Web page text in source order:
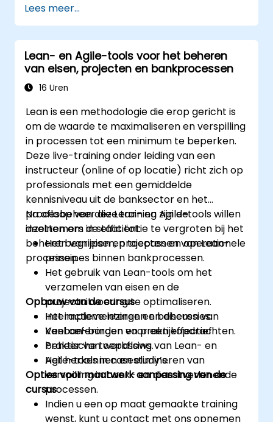
van operationele efficiëntie. Deelnemers
leren hoe ze alle fases – Sorteren, Waar het
hoort leggen, Schoonmaken, Standaardiseren
en Onderhouden – succesvol kunnen
implementeren, rekening houdend met
veiligheidseisen op de werkplek.
Lees meer...
Lean- en Agile-tools voor het beheren
van eisen, projecten en bankprocessen
16 Uren
Lean is een methodologie die erop gericht is
om de waarde te maximaliseren en verspilling
in processen tot een minimum te beperken.
Deze live-training onder leiding van een
instructeur (online of op locatie) richt zich op
professionals met een gemiddelde
kennisniveau uit de banksector en het
procesbeheer die Lean- en Agile-tools willen
inzetten om de efficiëntie te vergroten bij het
beheren van eisen, projecten en operationele
processen.
Na afloop van deze training zijn de
deelnemers in staat tot:
Het begrijpen en toepassen van Lean-
principes binnen bankprocessen.
Het gebruik van Lean-tools om het
verzamelen van eisen en de
projectuitvoering te optimaliseren.
Het implementeren en beheren van
Kanban-borden voor een effectief
beheer van workflows.
Het herkennen en elimineren van
verspilling in bank- en dienstverlenende
processen.
Opbouw van de cursus
Interactieve lezingen en discussies.
Veel oefeningen en praktijkopdrachten.
Praktische toepassing van Lean- en
Agile-tools in casestudy’s.
Opties voor maatwerk aanpassing van de
cursus
Indien u een op maat gemaakte training
wenst, kunt u contact met ons opnemen